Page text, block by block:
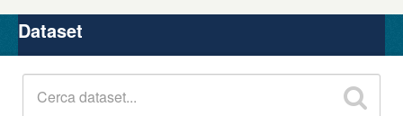
Organizzazioni
Gruppi
Dataset